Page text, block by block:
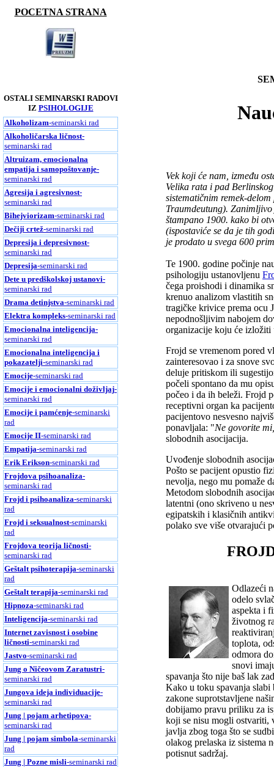
POCETNA STRANA
OSTALI SEMINARSKI RADOVI
IZ PSIHOLOGIJE
Alkoholizam-seminarski rad
Alkoholičarska ličnost-
seminarski rad
Altruizam, emocionalna
empatija i samopoštovanje-
seminarski rad
Agresija i agresivnost-
seminarski rad
Bihejviorizam-seminarski rad
Dečiji crtež-seminarski rad
Depresija i depresivnost-
seminarski rad
Depresija-seminarski rad
Dete u predškolskoj ustanovi-
seminarski rad
Drama detinjstva-seminarski rad
Elektra kompleks-seminarski rad
Emocionalna inteligencija-
seminarski rad
Emocionalna inteligencija i
pokazatelji-seminarski rad
Emocije-seminarski rad
Emocije i emocionalni doživljaj-
seminarski rad
Emocije i pamćenje-seminarski
rad
Emocije II-seminarski rad
Empatija-seminarski rad
Erik Erikson-seminarski rad
Frojdova psihoanaliza-
seminarski rad
Frojd i psihoanaliza-seminarski
rad
Frojd i seksualnost-seminarski
rad
Frojdova teorija ličnosti-
seminarski rad
Geštalt psihoterapija-seminarski
rad
Geštalt terapija-seminarski rad
Hipnoza-seminarski rad
Inteligencija-seminarski rad
Internet zavisnost i osobine
ličnosti-seminarski rad
Jastvo-seminarski rad
Jung o Ničeovom Zaratustri-
seminarski rad
Jungova ideja individuacije-
seminarski rad
Jung | pojam arhetipova-
seminarski rad
Jung | pojam simbola-seminarski
rad
Jung | Pozne misli-seminarski rad
Vek koji će nam, između
Velika rata i pad
sistematičnim remek-
Traumdeutung).
štampano 1900. kako bi
(ispostaviće se da je tih
je prodato u svega 600
Te 1900. godine počinje
psihologiju ustanovljenu
čega proishodi i dinamika
krenuo analizom vlastitih
tragičke krivice prema ocu
nepodnošljivim nabojem
organizacije koju će izložiti
Frojd se vremenom pored
zainteresovao i za snove
deluje pritiskom ili
počeli spontano da mu
počeo i da ih beleži. Frojd
receptivni organ ka
pacijentovo nesvesno
ponavljala: "Ne govorite
slobodnih asocijacija.
Uvođenje slobodnih
Pošto se pacijent opustio
nevolja, nego mu pomaže
Metodom slobodnih
latentni (ono skriveno u
egipatskih i klasičnih
polako sve više otvarajući
Odlazeći
odelo
aspekta i
životnog
toplota,
odmora
snovi
spavanja što nije baš lak
Kako u toku spavanja slabi
zakone suprotstavljene
dobijamo pravu priliku za
koji se nisu mogli ostvariti,
javlja zbog toga što se
olakog prelaska iz sistema
potisnut sadržaj.